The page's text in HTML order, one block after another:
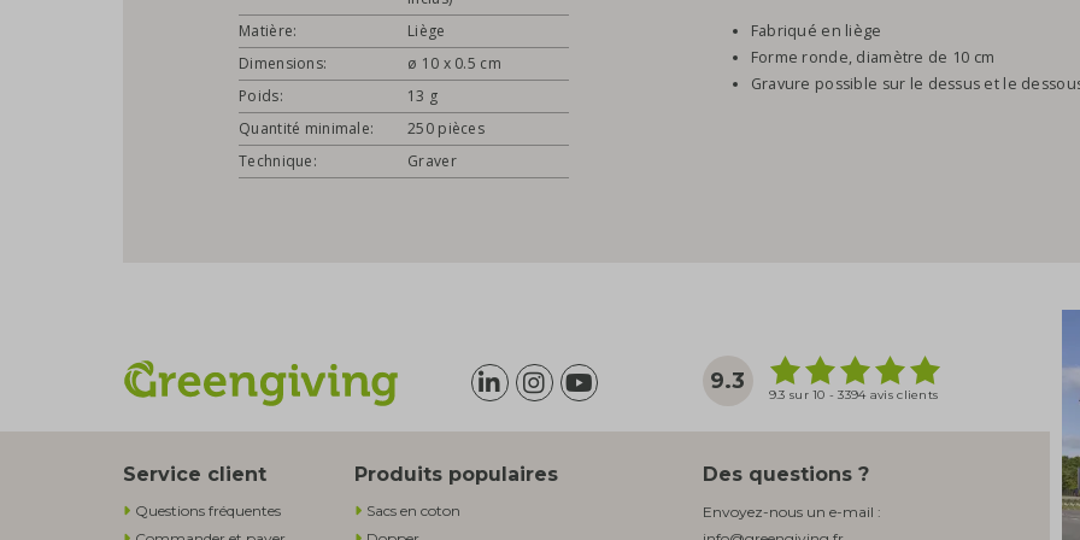
Matière:
Liège
Dimensions:
ø 10 x 0.5 cm
Poids:
13 g
Quantité minimale:
250 pièces
Technique:
Graver
Fabriqué en liège
Forme ronde, diamètre de 10 cm
Gravure possible sur le dessus et le
9.3
9.3 sur 10 - 3394 avis clients
Service client
Questions fréquentes
Produits populaires
Sacs en coton
Des questions ?
Envoyez-nous un e-mail :